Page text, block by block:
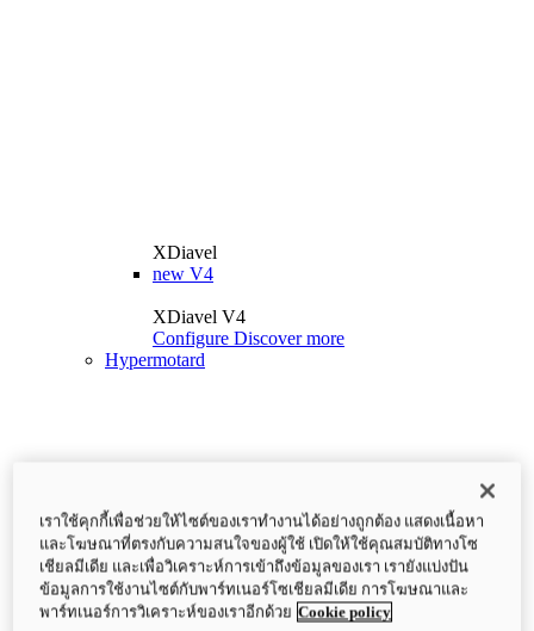
XDiavel
new V4
XDiavel V4
Configure Discover more
Hypermotard
เราใช้คุกกี้เพื่อช่วยให้ไซต์ของเราทำงานได้อย่างถูกต้อง แสดงเนื้อหา
และโฆษณาที่ตรงกับความสนใจของผู้ใช้ เปิดให้ใช้คุณสมบัติทางโซ
เชียลมีเดีย และเพื่อวิเคราะห์การเข้าถึงข้อมูลของเรา เรายังแบ่งปัน
ข้อมูลการใช้งานไซต์กับพาร์ทเนอร์โซเชียลมีเดีย การโฆษณาและ
พาร์ทเนอร์การวิเคราะห์ของเราอีกด้วย Cookie policy